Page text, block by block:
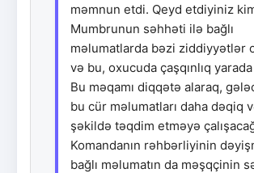
məmnun etdi. Qeyd etdiyiniz
Mumbrunun səhhəti ilə bağlı
məlumatlarda bəzi ziddiyyətlər
və bu, oxucuda çaşqınlıq
Bu məqamı diqqətə alaraq,
bu cür məlumatları daha dəqiq
şəkildə təqdim etməyə
Komandanın rəhbərliyinin
bağlı məlumatın da məşqçinin